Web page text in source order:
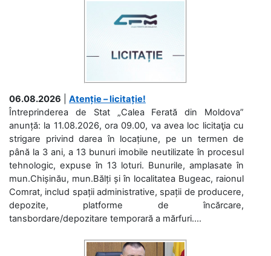
06.08.2026
Atenție – licitație!
Întreprinderea de Stat „Calea Ferată din Moldova”
anunță: la 11.08.2026, ora 09.00, va avea loc licitaţia cu
strigare privind darea în locațiune, pe un termen de
până la 3 ani, a 13 bunuri imobile neutilizate în procesul
tehnologic, expuse în 13 loturi. Bunurile, amplasate în
mun.Chișinău, mun.Bălți și în localitatea Bugeac, raionul
Comrat, includ spații administrative, spații de producere,
depozite, platforme de încărcare,
tansbordare/depozitare temporară a mărfuri....